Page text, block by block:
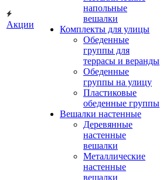
Акции
напольные
вешалки
Комплекты для улицы
Обеденные
группы для
террасы и веранды
Обеденные
группы на улицу
Пластиковые
обеденные группы
Вешалки настенные
Деревянные
настенные
вешалки
Металлические
настенные
вешалки